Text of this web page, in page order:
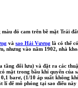
đỏ cam trên bề mặt Trái
và sao Hải Vương là có thể
nhưng vào năm 1902, nhà
tầng đối lưu) và đặt ra các
mặt trong bầu khí quyển
barơ, (1/10 áp suất không
lí để mô phỏng tại sao điểu